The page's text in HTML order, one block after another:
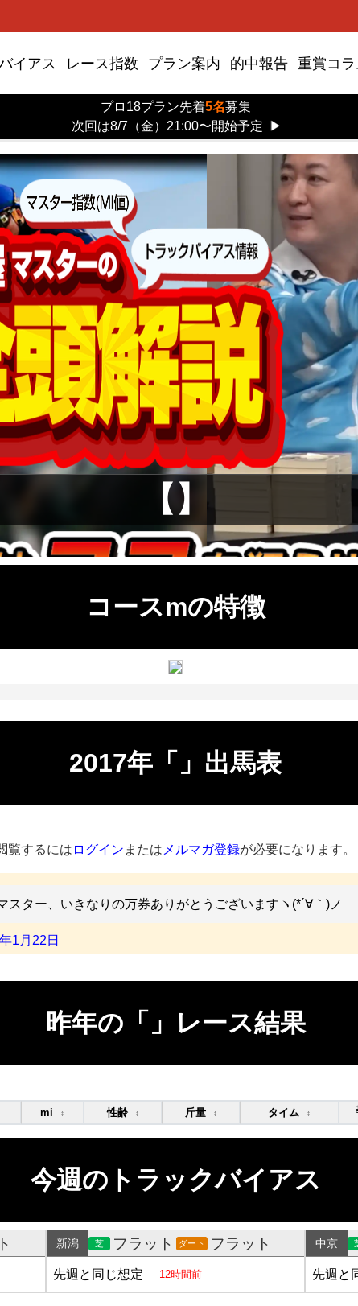
イアス レース指数 プラン案内 的中報告 重賞コラ
プロ18プラン先着5名募集
次回は8/7（金）21:00〜開始予定
▶
【】
コースmの特徴
2017年「」出馬表
覧するには ログイン または メルマガ登録が必要になります。
スター、いきなりの万券ありがとうございますヽ(*´∀｀)ノ
1月22日
昨年の「」レース結果
mi ↕ 性齢 ↕ 斤量 ↕ タイム ↕
今週のトラックバイアス
新潟 芝 フラット ダート フラット
先週と同じ想定 12時間前
中京
先週と